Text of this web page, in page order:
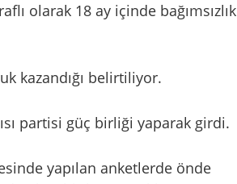
olarak 18 ay içinde bağımsızlık
kazandığı belirtiliyor.
partisi güç birliği yaparak girdi.
yapılan anketlerde önde